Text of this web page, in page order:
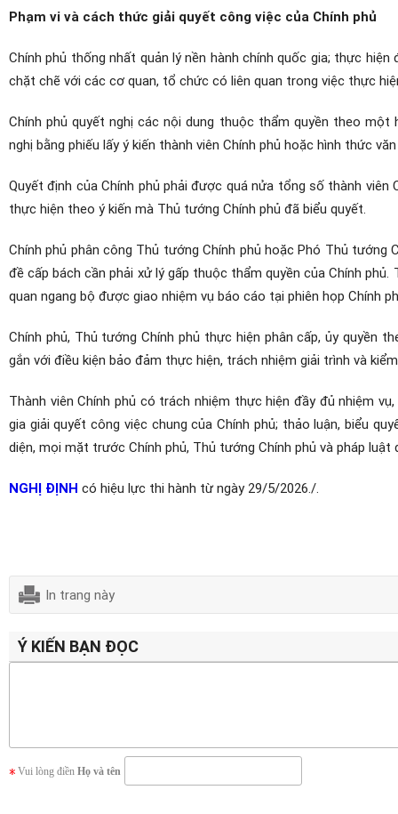
Phạm vi và cách thức giải quyết công việc của Chính phủ
Chính phủ thống nhất quản lý nền hành chính quốc gia; thực
chặt chẽ với các cơ quan, tổ chức có liên quan trong việc thực
Chính phủ quyết nghị các nội dung thuộc thẩm quyền theo
nghị bằng phiếu lấy ý kiến thành viên Chính phủ hoặc hình thức
Quyết định của Chính phủ phải được quá nửa tổng số thành
thực hiện theo ý kiến mà Thủ tướng Chính phủ đã biểu quyết.
Chính phủ phân công Thủ tướng Chính phủ hoặc Phó Thủ
đề cấp bách cần phải xử lý gấp thuộc thẩm quyền của Chính
quan ngang bộ được giao nhiệm vụ báo cáo tại phiên họp Chính
Chính phủ, Thủ tướng Chính phủ thực hiện phân cấp, ủy quyền
gắn với điều kiện bảo đảm thực hiện, trách nhiệm giải trình và
Thành viên Chính phủ có trách nhiệm thực hiện đầy đủ nhiệm
gia giải quyết công việc chung của Chính phủ; thảo luận, biểu
diện, mọi mặt trước Chính phủ, Thủ tướng Chính phủ và pháp
NGHỊ ĐỊNH có hiệu lực thi hành từ ngày 29/5/2026./.
In trang này
Ý KIẾN BẠN ĐỌC
Vui lòng điền Họ và tên